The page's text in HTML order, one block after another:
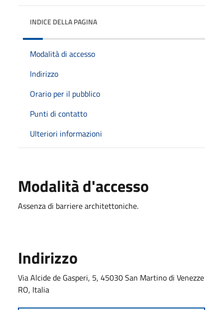
INDICE DELLA PAGINA
Modalità di accesso
Indirizzo
Orario per il pubblico
Punti di contatto
Ulteriori informazioni
Modalità d'accesso
Assenza di barriere architettoniche.
Indirizzo
Via Alcide de Gasperi, 5, 45030 San Martino di Venezze
RO, Italia